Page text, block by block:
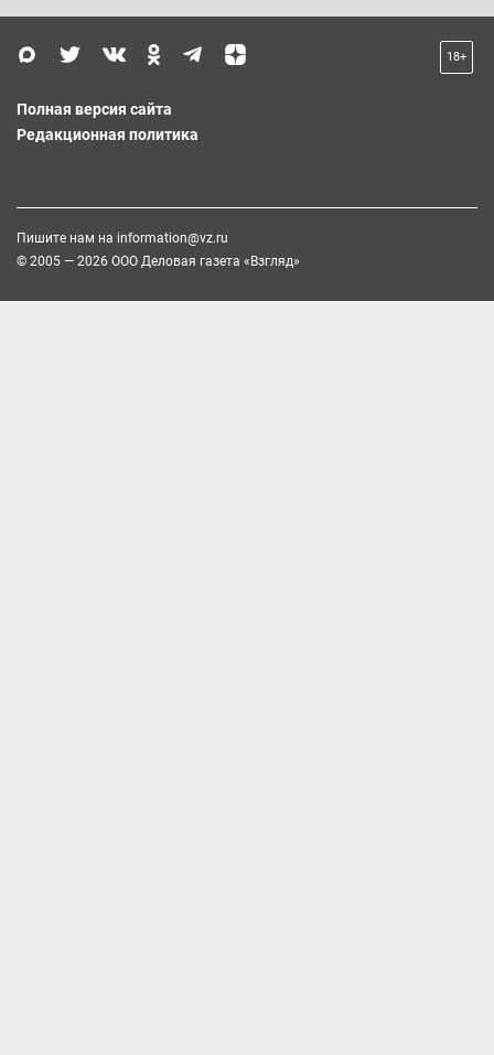
18+
Полная версия сайта
Редакционная политика
Пишите нам на information@vz.ru
© 2005 — 2026 ООО Деловая газета «Взгляд»